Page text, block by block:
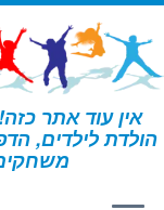
דלג
לתוכן
אין עוד אתר
הולדת לילדים,
דף הבית » בת הים
מתוך הסרט בת הים